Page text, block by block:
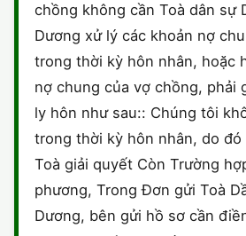
chồng không cần Toà dân sự
Dương xử lý các khoản nợ
trong thời kỳ hôn nhân, hoặc
nợ chung của vợ chồng, phải
ly hôn như sau:: Chúng tôi
trong thời kỳ hôn nhân, do đó
Toà giải quyết Còn Trường
phương, Trong Đơn gửi Toà
Dương, bên gửi hồ sơ cần